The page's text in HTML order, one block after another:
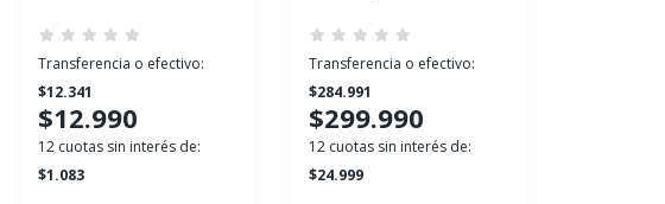
Transferencia o efectivo:
$12.341
$12.990
12 cuotas sin interés de:
$1.083
Transferencia o efectivo:
$284.991
$299.990
12 cuotas sin interés de:
$24.999